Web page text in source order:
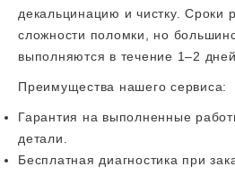
декальцинацию и чистку. Сроки
сложности поломки, но
выполняются в течение 1–2 дней.
Преимущества нашего сервиса:
Гарантия на выполненные
детали.
Бесплатная диагностика при